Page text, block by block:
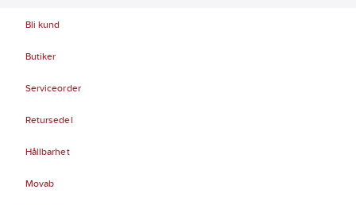
Bli kund
Butiker
Serviceorder
Retursedel
Hållbarhet
Movab